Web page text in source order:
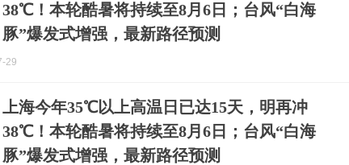
38℃！本轮酷暑将持续至8月6日；台风“白海
豚”爆发式增强，最新路径预测
29
上海今年35℃以上高温日已达15天，明再冲
38℃！本轮酷暑将持续至8月6日；台风“白海
豚”爆发式增强，最新路径预测